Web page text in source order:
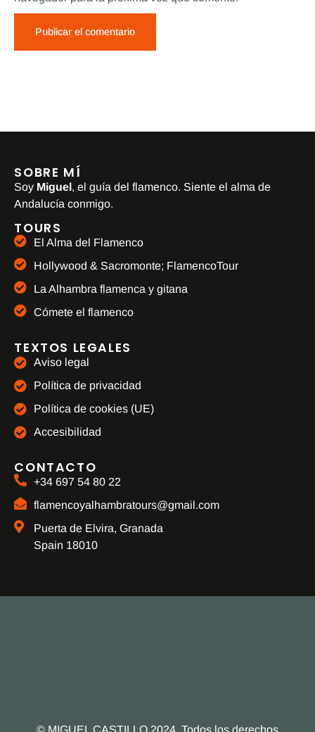
SOBRE MÍ
Soy Miguel, el guía del flamenco. Siente el alma de
Andalucía conmigo.
TOURS
El Alma del Flamenco
Hollywood & Sacromonte; FlamencoTour
La Alhambra flamenca y gitana
Cómete el flamenco
TEXTOS LEGALES
Aviso legal
Política de privacidad
Política de cookies (UE)
Accesibilidad
CONTACTO
+34 697 54 80 22
flamencoyalhambratours@gmail.com
Puerta de Elvira, Granada
Spain 18010